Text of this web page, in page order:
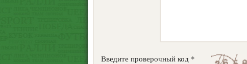
Введите проверочный код *